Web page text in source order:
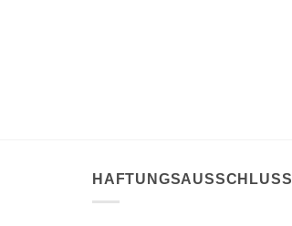
HAFTUNGSAUSSCHLUSS